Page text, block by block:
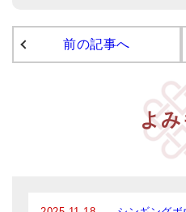
商品一覧
アマナマナのシンギングボウル
チベット・シンギングボウル
前の記事へ
よ